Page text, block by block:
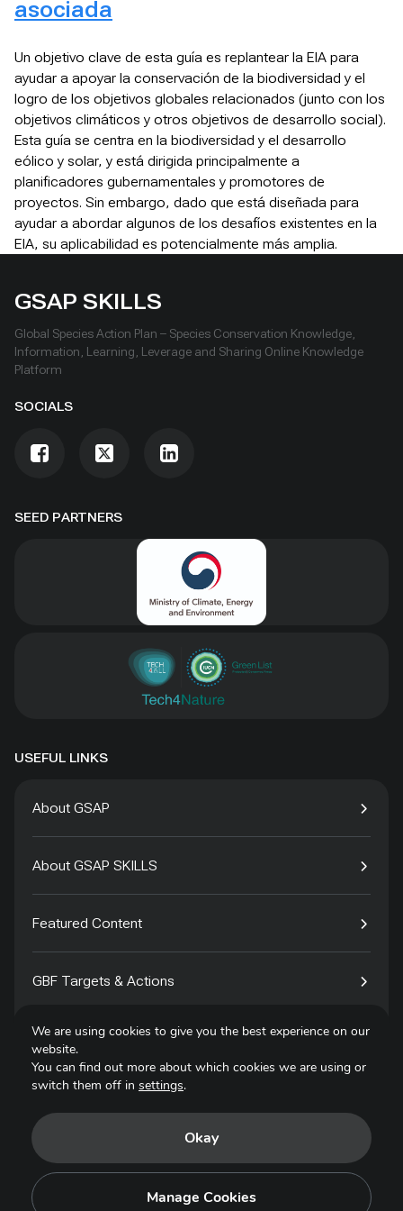
asociada
Un objetivo clave de esta guía es replantear la EIA para
ayudar a apoyar la conservación de la biodiversidad y el
logro de los objetivos globales relacionados (junto con los
objetivos climáticos y otros objetivos de desarrollo social).
Esta guía se centra en la biodiversidad y el desarrollo
eólico y solar, y está dirigida principalmente a
planificadores gubernamentales y promotores de
proyectos. Sin embargo, dado que está diseñada para
ayudar a abordar algunos de los desafíos existentes en la
EIA, su aplicabilidad es potencialmente más amplia.
SEED PARTNERS
GSAP SKILLS
Global Species Action Plan – Species Conservation Knowledge,
Information, Learning, Leverage and Sharing Online Knowledge
Platform
SOCIALS
USEFUL LINKS
About GSAP
About GSAP SKILLS
Featured Content
GBF Targets & Actions
Tech4Species
Privacy Policy
We are using cookies to give you the best experience on our
website.
You can find out more about which cookies we are using or
switch them off in settings.
Okay
Manage Cookies